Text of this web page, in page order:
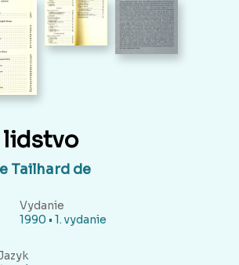
lidstvo
Tailhard de
Vydanie
1990 • 1. vydanie